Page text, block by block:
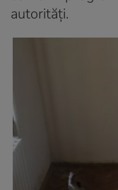
autorități.